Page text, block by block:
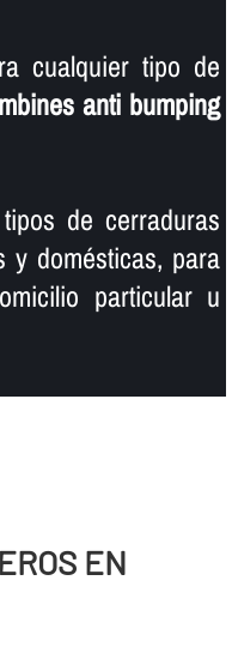
cualquier tipo de
anti bumping
de cerraduras
y domésticas, para
particular u
EN